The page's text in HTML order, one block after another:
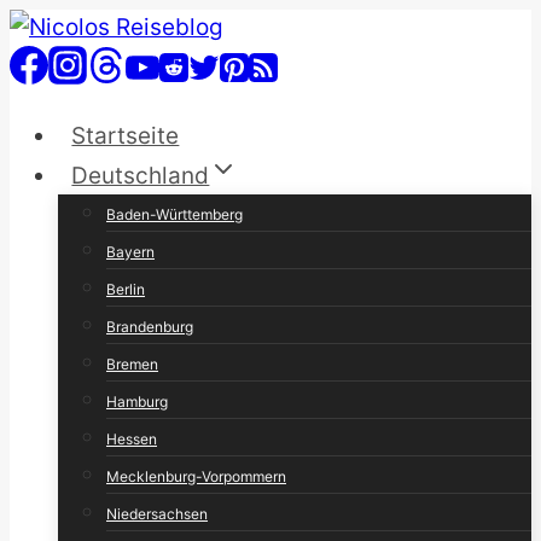
Zum
Inhalt
Startseite
Deutschland
Baden-Württemberg
Bayern
Berlin
Brandenburg
Bremen
Hamburg
Hessen
Mecklenburg-Vorpommern
Niedersachsen